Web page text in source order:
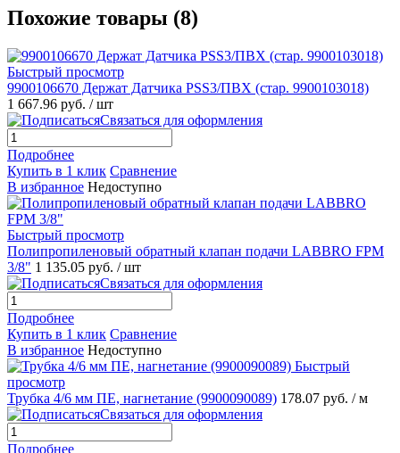
Похожие товары (8)
Быстрый просмотр
9900106670 Держат Датчика PSS3/ПВХ (стар. 9900103018)
1 667.96 руб. / шт
Связаться для оформления
Подробнее
Купить в 1 клик Сравнение
В избранное Недоступно
Быстрый просмотр
Полипропиленовый обратный клапан подачи LABBRO FPM
3/8" 1 135.05 руб. / шт
Связаться для оформления
Подробнее
Купить в 1 клик Сравнение
В избранное Недоступно
Быстрый
просмотр
Трубка 4/6 мм ПЕ, нагнетание (9900090089) 178.07 руб. / м
Связаться для оформления
Подробнее